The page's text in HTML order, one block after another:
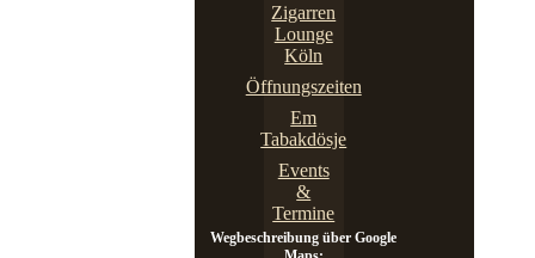
Zigarren
Lounge
Köln
Öffnungszeiten
Em
Tabakdösje
Events
&
Termine
Wegbeschreibung über Google